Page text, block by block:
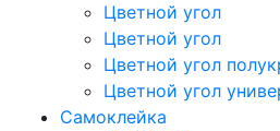
Цветной угол
Цветной угол
Цветной угол
Цветной угол
Самоклейка